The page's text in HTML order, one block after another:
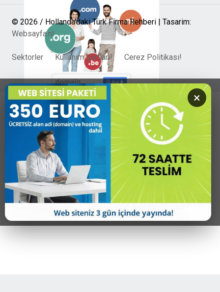
© 2026 / Hollanda'daki Türk Firma Rehberi | Tasarim:
Websayfa.nl
Sektorler Kullanım Şartları! Cerez Politikası!
×